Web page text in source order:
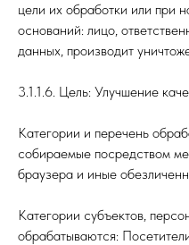
цели их обработки или при
оснований: лицо,
данных, производит
3.1.1.6. Цель: Улучшение
Категории и перечень
собираемые посредством
браузера и иные
Категории субъектов,
обрабатываются: